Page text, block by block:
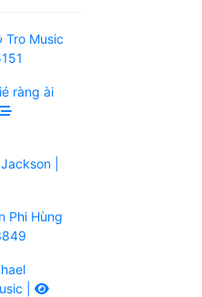
Tro Music
ràng ài
|
Phi Hùng
|